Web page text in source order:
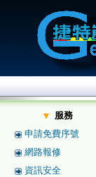
服務
申請免費序號
網路報修
資訊安全